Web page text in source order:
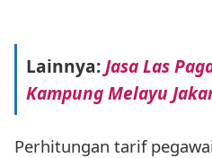
Lainnya:Jasa Las
Kampung Melayu
Perhitungan tarif